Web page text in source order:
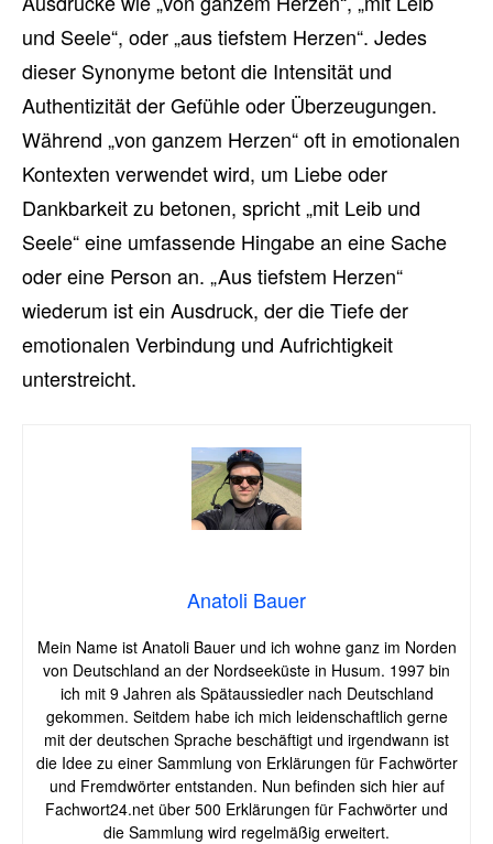
und Seele“, oder „aus tiefstem Herzen“. Jedes
dieser Synonyme betont die Intensität und
Authentizität der Gefühle oder Überzeugungen.
Während „von ganzem Herzen“ oft in emotionalen
Kontexten verwendet wird, um Liebe oder
Dankbarkeit zu betonen, spricht „mit Leib und
Seele“ eine umfassende Hingabe an eine Sache
oder eine Person an. „Aus tiefstem Herzen“
wiederum ist ein Ausdruck, der die Tiefe der
emotionalen Verbindung und Aufrichtigkeit
unterstreicht.
Anatoli Bauer
Mein Name ist Anatoli Bauer und ich wohne ganz im Norden
von Deutschland an der Nordseeküste in Husum. 1997 bin
ich mit 9 Jahren als Spätaussiedler nach Deutschland
gekommen. Seitdem habe ich mich leidenschaftlich gerne
mit der deutschen Sprache beschäftigt und irgendwann ist
die Idee zu einer Sammlung von Erklärungen für Fachwörter
und Fremdwörter entstanden. Nun befinden sich hier auf
Fachwort24.net über 500 Erklärungen für Fachwörter und
die Sammlung wird regelmäßig erweitert.